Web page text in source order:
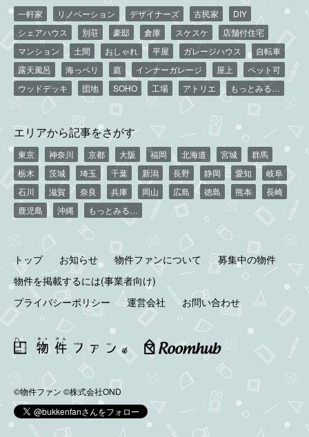
一軒家 リノベーション デザイナーズ 古民家
DIY
シェアハウス
別荘 豪邸 倉庫 スケスケ
店舗付住宅
マンション
土間 おしゃれ 平屋 ガレージハウス
自転車
露天風呂
海っペリ 庭 インナーガレージ 屋上
ペット可
ウッドデッキ
団地 SOHO 工場 アトリエ もっとみる…
エリアから記事をさがす
東京 神奈川 京都 大阪 福岡 北海道 宮城
群馬
栃木
茨城 埼玉 千葉 新潟 長野 静岡 愛知
岐阜
石川
滋賀 奈良 兵庫 岡山 広島 徳島 熊本
長崎
鹿児島
沖縄 もっとみる…
トップ お知らせ 物件ファンについて
募集中の物件
物件を掲載するには(事業者向け)
プライバシーポリシー
運営会社 お問い合わせ
©物件ファン ©株式会社OND